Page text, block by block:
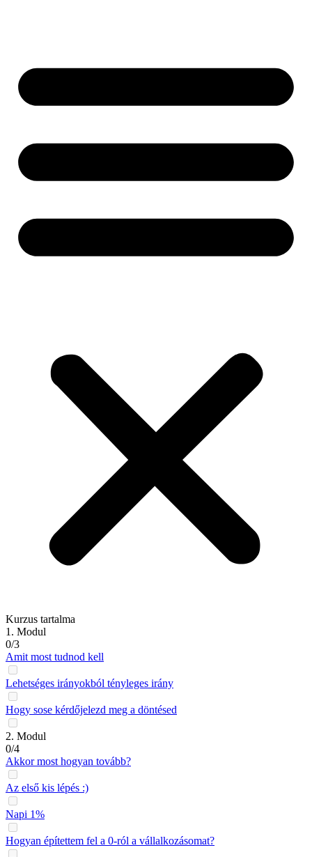
Kurzus tartalma
1. Modul
0/3
Amit most tudnod kell
Lehetséges irányokból tényleges irány
Hogy sose kérdőjelezd meg a döntésed
2. Modul
0/4
Akkor most hogyan tovább?
Az első kis lépés :)
Napi 1%
Hogyan építettem fel a 0-ról a vállalkozásomat?